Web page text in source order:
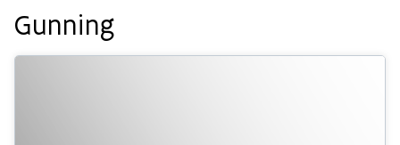
Gunning